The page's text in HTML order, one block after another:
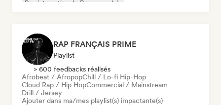
Rap international
Rap en anglais
RAP FRANÇAIS PRIME
Playlist
> 600 feedbacks réalisés
Afrobeat / AfropopChill / Lo-fi Hip-Hop
Cloud Rap / Hip HopCommercial / Mainstream
Drill / Jersey
Ajouter dans ma/mes playlist(s) impactante(s)